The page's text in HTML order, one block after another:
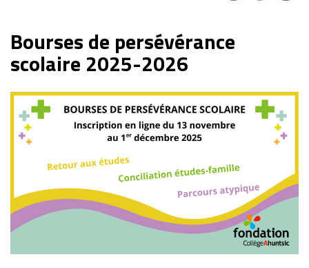
Bourses de persévérance
scolaire 2025-2026